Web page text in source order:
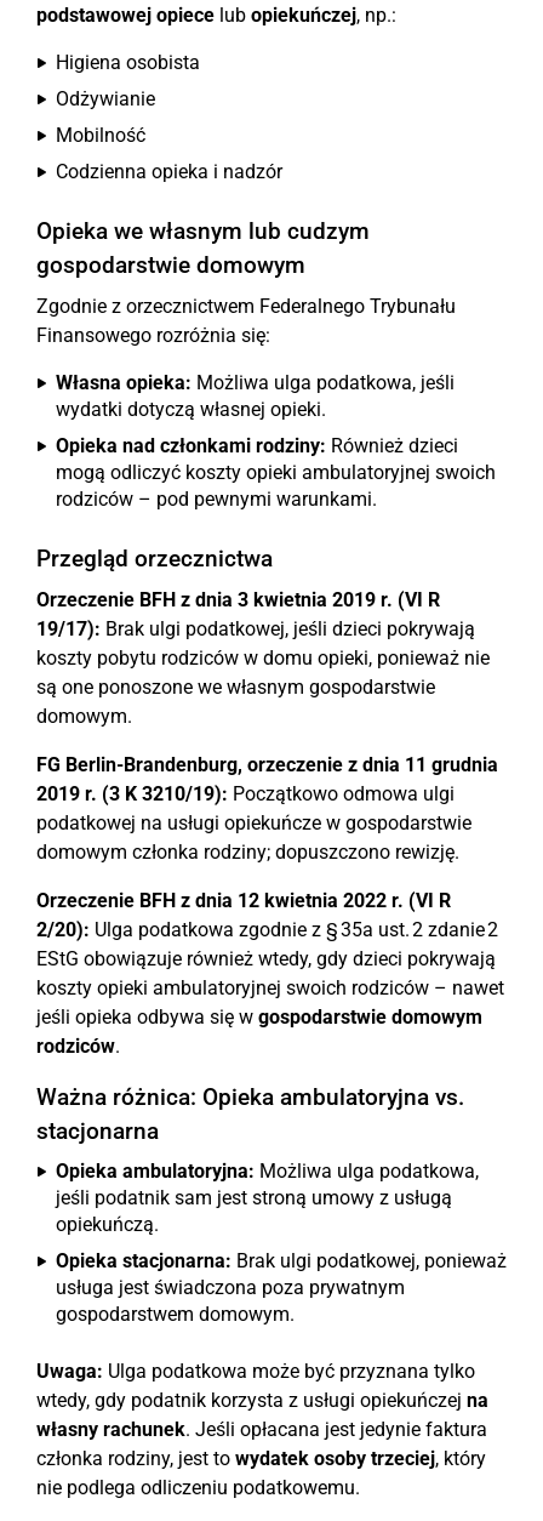
podstawowej opiece lub opiekuńczej, np.:
Higiena osobista
Odżywianie
Mobilność
Codzienna opieka i nadzór
Opieka we własnym lub cudzym
gospodarstwie domowym
Zgodnie z orzecznictwem Federalnego Trybunału
Finansowego rozróżnia się:
Własna opieka: Możliwa ulga podatkowa, jeśli
wydatki dotyczą własnej opieki.
Opieka nad członkami rodziny: Również dzieci
mogą odliczyć koszty opieki ambulatoryjnej swoich
rodziców – pod pewnymi warunkami.
Przegląd orzecznictwa
Orzeczenie BFH z dnia 3 kwietnia 2019 r. (VI R
19/17): Brak ulgi podatkowej, jeśli dzieci pokrywają
koszty pobytu rodziców w domu opieki, ponieważ nie
są one ponoszone we własnym gospodarstwie
domowym.
FG Berlin-Brandenburg, orzeczenie z dnia 11 grudnia
2019 r. (3 K 3210/19): Początkowo odmowa ulgi
podatkowej na usługi opiekuńcze w gospodarstwie
domowym członka rodziny; dopuszczono rewizję.
Orzeczenie BFH z dnia 12 kwietnia 2022 r. (VI R
2/20): Ulga podatkowa zgodnie z § 35a ust. 2 zdanie 2
EStG obowiązuje również wtedy, gdy dzieci pokrywają
koszty opieki ambulatoryjnej swoich rodziców – nawet
jeśli opieka odbywa się w gospodarstwie domowym
rodziców.
Ważna różnica: Opieka ambulatoryjna vs.
stacjonarna
Opieka ambulatoryjna: Możliwa ulga podatkowa,
jeśli podatnik sam jest stroną umowy z usługą
opiekuńczą.
Opieka stacjonarna: Brak ulgi podatkowej, ponieważ
usługa jest świadczona poza prywatnym
gospodarstwem domowym.
Uwaga: Ulga podatkowa może być przyznana tylko
wtedy, gdy podatnik korzysta z usługi opiekuńczej na
własny rachunek. Jeśli opłacana jest jedynie faktura
członka rodziny, jest to wydatek osoby trzeciej, który
nie podlega odliczeniu podatkowemu.